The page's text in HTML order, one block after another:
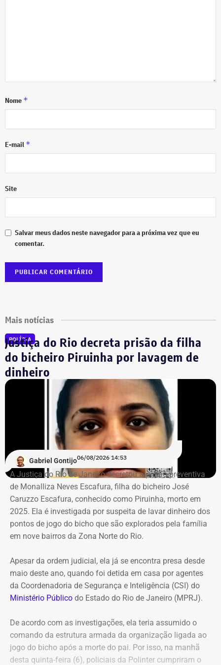
Nome *
E-mail *
Site
Salvar meus dados neste navegador para a próxima vez que eu
comentar.
Mais notícias
POLÍCIA
Justiça do Rio decreta prisão da filha
do bicheiro Piruinha por lavagem de
dinheiro
Gabriel Gontijo06/08/2026 14:53
A Justiça do Rio de Janeiro decretou a prisão preventiva
de Monalliza Neves Escafura, filha do bicheiro José
Caruzzo Escafura, conhecido como Piruinha, morto em
2025. Ela é investigada por suspeita de lavar dinheiro dos
pontos de jogo do bicho que são explorados pela família
em nove bairros da Zona Norte do Rio.
Apesar da ordem judicial, ela já se encontra presa desde
maio deste ano, quando foi detida em casa por agentes
da Coordenadoria de Segurança e Inteligência (CSI) do
Ministério Público do Estado do Rio de Janeiro (MPRJ).
De acordo com as investigações, ela teria assumido o
comando da estrutura armada da organização ligada ao
jogo do bicho após a morte do pai. Por isso, na manhã
desta quinta-feira (6), policiais da Polinter cumpriram o